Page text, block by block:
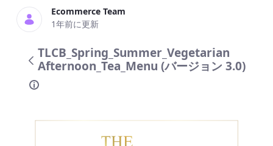
Ecommerce Team
1年前に更新
TLCB_Spring_Summer_Vegetarian
Afternoon_Tea_Menu (バージョン 3.0)